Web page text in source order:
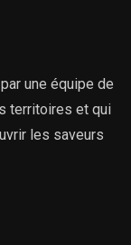
une équipe de
territoires et qui
les saveurs